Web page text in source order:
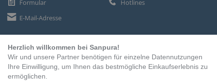
Formular
Hotlines
E-Mail-Adresse
ZAHLUNGSARTEN
Vorkasse
Herzlich willkommen bei Sanpura!
Wir und unsere Partner benötigen für einzelne Datennutzungen
Ihre Einwilligung, um Ihnen das bestmögliche Einkaufserlebnis zu
ermöglichen.